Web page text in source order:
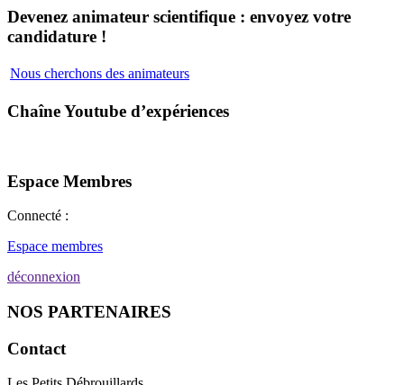
Devenez animateur scientifique : envoyez votre
candidature !
Nous cherchons des animateurs
Chaîne Youtube d’expériences
Espace Membres
Connecté :
Espace membres
déconnexion
NOS PARTENAIRES
Contact